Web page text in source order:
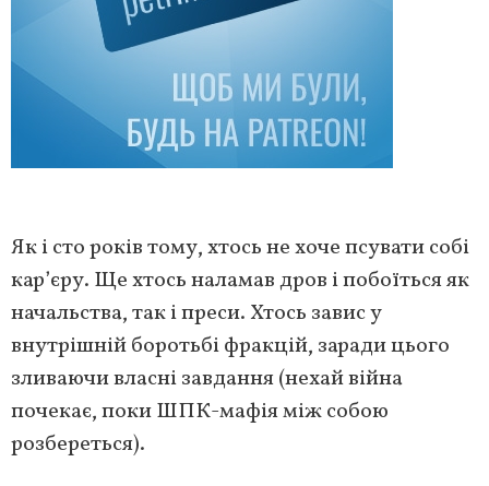
Як і сто років тому, хтось не хоче псувати собі
кар’єру. Ще хтось наламав дров і побоїться як
начальства, так і преси. Хтось завис у
внутрішній боротьбі фракцій, заради цього
зливаючи власні завдання (нехай війна
почекає, поки ШПК-мафія між собою
розбереться).